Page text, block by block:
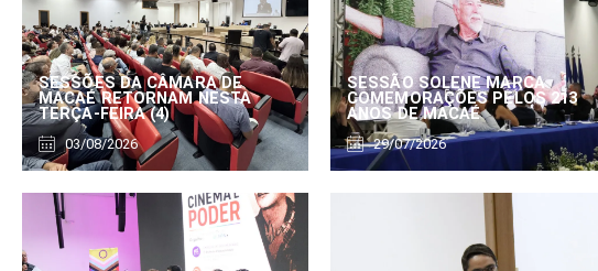
SESSÕES DA CÂMARA DE
MACAÉ RETORNAM NESTA
TERÇA-FEIRA (4)
03/08/2026
SESSÃO SOLENE MARCA
COMEMORAÇÕES PELOS 213
ANOS DE MACAÉ
29/07/2026